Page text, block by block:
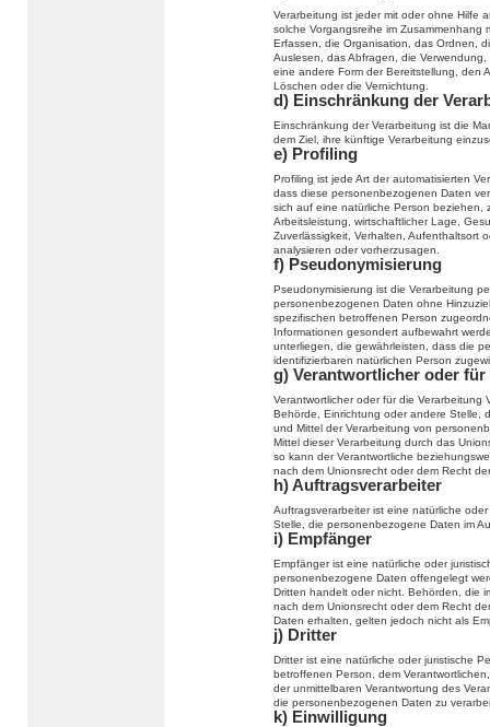
Verarbeitung ist jeder mit oder ohne Hilfe
solche Vorgangsreihe im
Erfassen, die Organisation, das Ordnen,
Auslesen, das Abfragen, die
eine andere Form der Bereitstellung, den
Löschen oder die Vernichtung.
d) Einschränkung der
Einschränkung der Verarbeitung ist die
dem Ziel, ihre künftige Verarbeitung
e) Profiling
Profiling ist jede Art der automatisierten
dass diese personenbezogenen Daten
sich auf eine natürliche Person beziehen,
Arbeitsleistung, wirtschaftlicher Lage,
Zuverlässigkeit, Verhalten, Aufenthaltsort
analysieren oder vorherzusagen.
f) Pseudonymisierung
Pseudonymisierung ist die Verarbeitung
personenbezogenen Daten ohne
spezifischen betroffenen Person
Informationen gesondert aufbewahrt
unterliegen, die gewährleisten, dass die
identifizierbaren natürlichen Person
g) Verantwortlicher oder
Verantwortlicher oder für die Verarbeitung
Behörde, Einrichtung oder andere Stelle,
und Mittel der Verarbeitung von
Mittel dieser Verarbeitung durch das
so kann der Verantwortliche
nach dem Unionsrecht oder dem Recht
h) Auftragsverarbeiter
Auftragsverarbeiter ist eine natürliche
Stelle, die personenbezogene Daten im
i) Empfänger
Empfänger ist eine natürliche oder
personenbezogene Daten offengelegt
Dritten handelt oder nicht. Behörden, die
nach dem Unionsrecht oder dem Recht
Daten erhalten, gelten jedoch nicht als
j) Dritter
Dritter ist eine natürliche oder juristische
betroffenen Person, dem
der unmittelbaren Verantwortung des
die personenbezogenen Daten zu
k) Einwilligung